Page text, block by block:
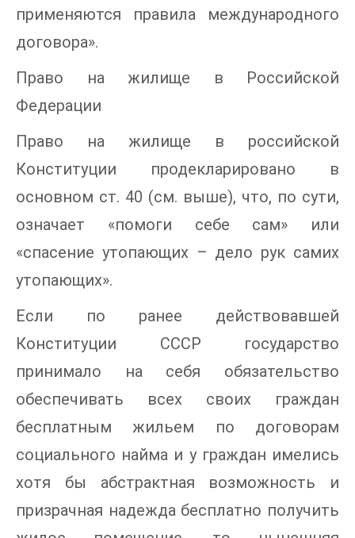
применяются правила международного
договора».
Право на жилище в Российской
Федерации
Право на жилище в российской
Конституции продекларировано в
основном ст. 40 (см. выше), что, по сути,
означает «помоги себе сам» или
«спасение утопающих – дело рук самих
утопающих».
Если по ранее действовавшей
Конституции СССР государство
принимало на себя обязательство
обеспечивать всех своих граждан
бесплатным жильем по договорам
социального найма и у граждан имелись
хотя бы абстрактная возможность и
призрачная надежда бесплатно получить